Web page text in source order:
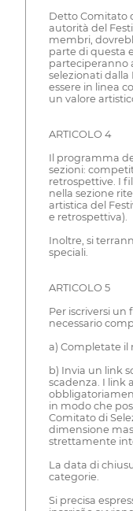
Detto Comitato
autorità del
membri,
parte di questa
parteciperanno
selezionati dalla
essere in linea
un valore
ARTICOLO 4
Il programma
sezioni:
retrospettive. I
nella sezione
artistica del
e retrospettiva).
Inoltre, si
speciali.
ARTICOLO 5
Per iscriversi un
necessario
a) Completate il
b) Invia un link
scadenza. I link
in modo che
Comitato di
dimensione
strettamente
La data di
categorie.
Si precisa